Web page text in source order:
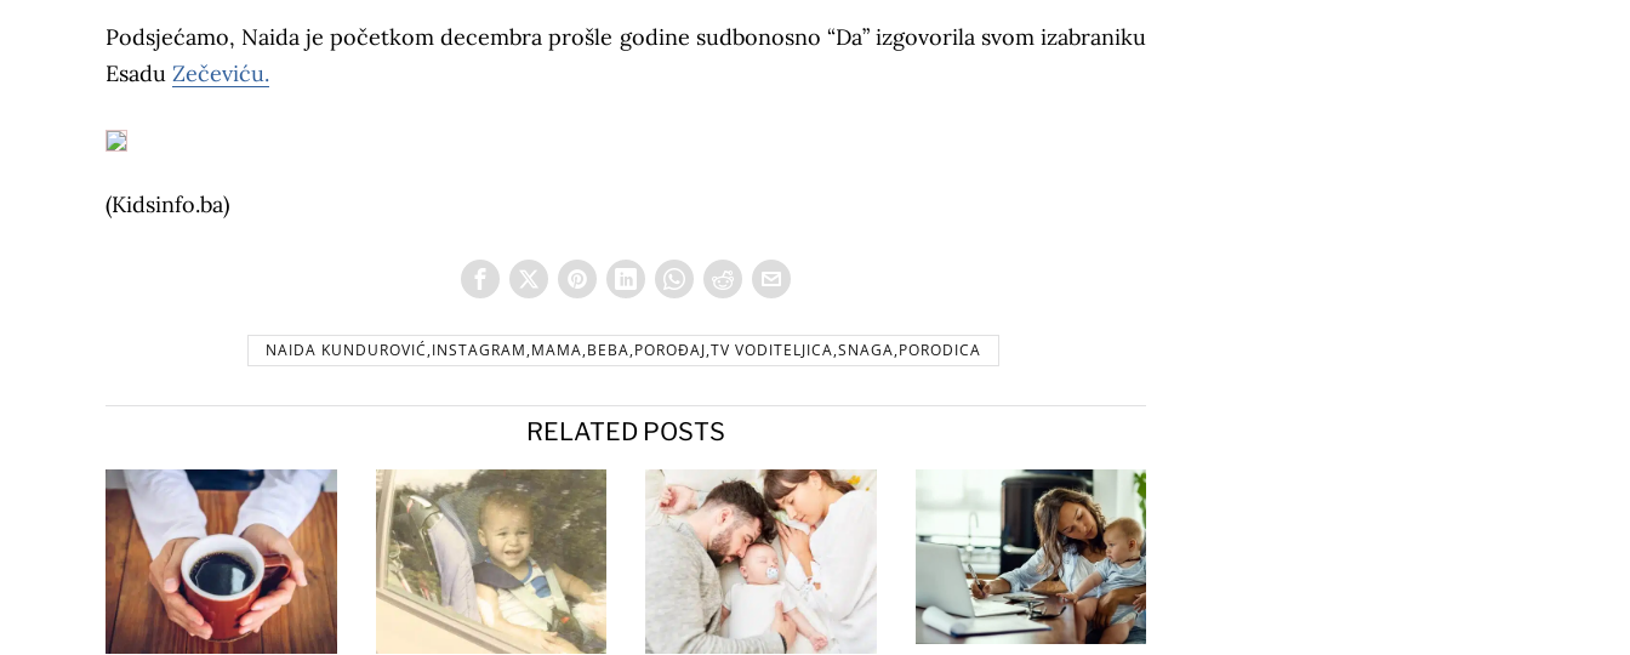
Podsjećamo, Naida je početkom decembra prošle godine sudbonosno “Da” izgovorila svom izabraniku
Esadu Zečeviću.
(Kidsinfo.ba)
NAIDA KUNDUROVIĆ,INSTAGRAM,MAMA,BEBA,POROĐAJ,TV VODITELJICA,SNAGA,PORODICA
RELATED POSTS